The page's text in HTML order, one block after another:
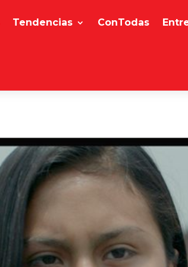
Tendencias ConTodas